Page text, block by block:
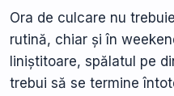
Ora de culcare nu
rutină, chiar și în
liniștitoare, spălatul pe
trebui să se termine